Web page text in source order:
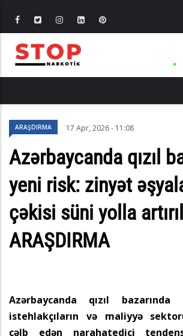
ARAŞDIRMA 17 Apr, 2026 - 11:08
Azərbaycanda qızıl
yeni risk: zinyət
çəkisi süni yolla
ARAŞDIRMA
Azərbaycanda qızıl
istehlakçıların və maliyyə
cəlb edən narahatedici